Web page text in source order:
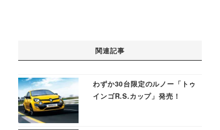
関連記事
わずか30台限定のルノー「トゥ
インゴR.S.カップ」発売！